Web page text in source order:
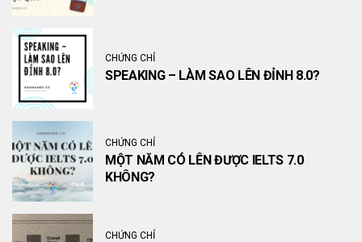
CHỨNG CHỈ
SPEAKING – LÀM SAO LÊN ĐỈNH 8.0?
CHỨNG CHỈ
MỘT NĂM CÓ LÊN ĐƯỢC IELTS 7.0
KHÔNG?
CHỨNG CHỈ